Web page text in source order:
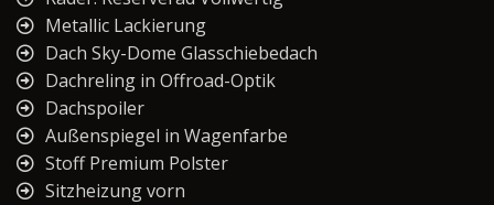
Metallic Lackierung
Dach Sky-Dome Glasschiebedach
Dachreling in Offroad-Optik
Dachspoiler
Außenspiegel in Wagenfarbe
Stoff Premium Polster
Sitzheizung vorn